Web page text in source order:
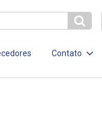
Contato